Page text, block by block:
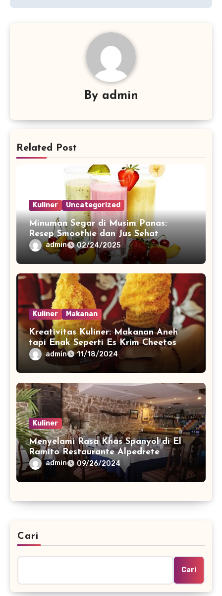
By admin
Related Post
Kuliner Uncategorized
Minuman Segar di Musim Panas:
Resep Smoothie dan Jus Sehat
admin 02/24/2025
Kuliner Makanan
Kreativitas Kuliner: Makanan Aneh
tapi Enak Seperti Es Krim Cheetos
admin 11/18/2024
Kuliner
Menyelami Rasa Khas Spanyol di El
Ramito Restaurante Alpedrete
admin 09/26/2024
Cari
Cari